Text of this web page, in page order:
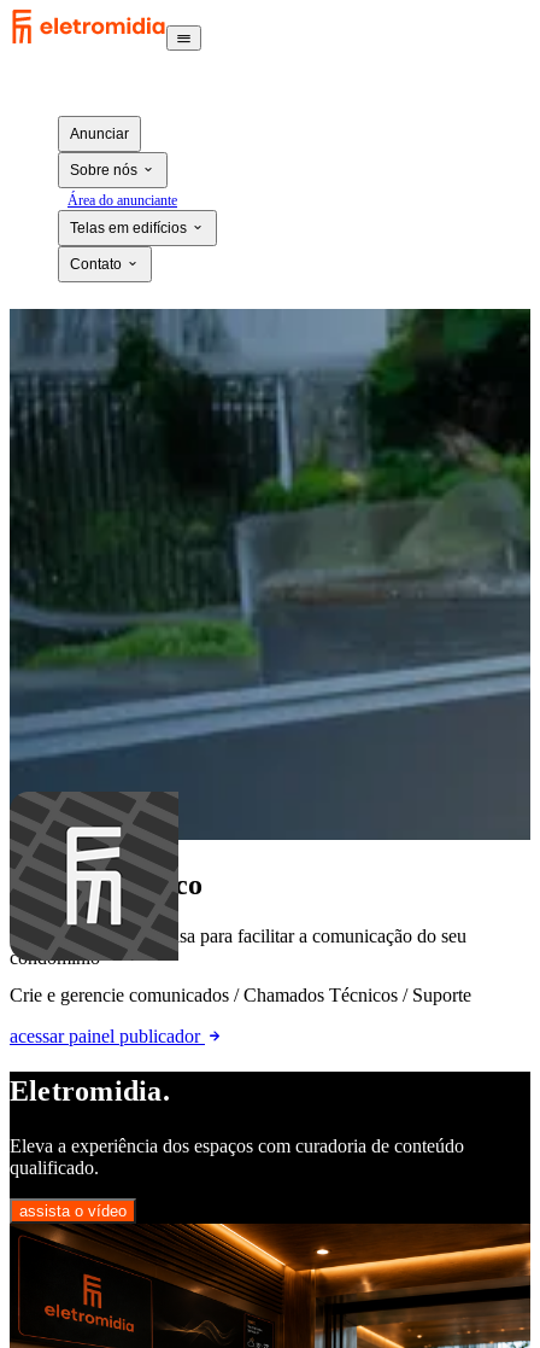
Anunciar
Sobre nós
Área do anunciante
Telas em edifícios
Contato
Área do síndico
Tudo o que você precisa para facilitar a comunicação do seu
condomínio
Crie e gerencie comunicados / Chamados Técnicos / Suporte
acessar painel publicador
Eletromidia.
Eleva a experiência dos espaços com curadoria de conteúdo
qualificado.
assista o vídeo